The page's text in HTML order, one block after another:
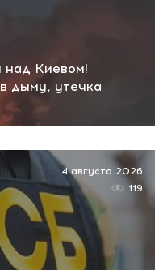
над Киевом!
дыму, утечка
4 августа 2026
119